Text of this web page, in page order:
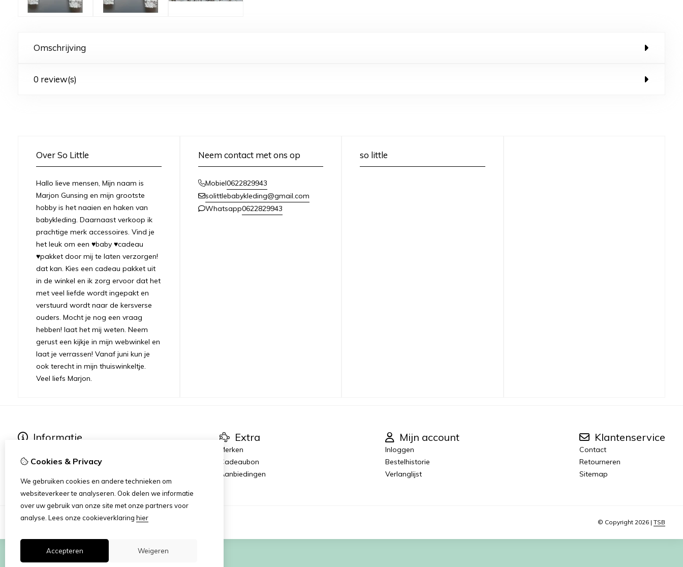
Omschrijving
0 review(s)
Over So Little
Hallo lieve mensen, Mijn naam is
Marjon Gunsing en mijn grootste
hobby is het naaien en haken van
babykleding. Daarnaast verkoop ik
prachtige merk accessoires. Vind je
het leuk om een ♥baby ♥cadeau
♥pakket door mij te laten verzorgen!
dat kan. Kies een cadeau pakket uit
in de winkel en ik zorg ervoor dat het
met veel liefde wordt ingepakt en
verstuurd wordt naar de kersverse
ouders. Mocht je nog een vraag
hebben! laat het mij weten. Neem
gerust een kijkje in mijn webwinkel en
laat je verrassen! Vanaf juni kun je
ook terecht in mijn thuiswinkeltje.
Veel liefs Marjon.
Neem contact met ons op
Mobiel0622829943
solittlebabykleding@gmail.com
Whatsapp0622829943
so little
Informatie
Disclaimer
Extra
Merken
Cadeaubon
Aanbiedingen
Mijn account
Inloggen
Bestelhistorie
Verlanglijst
Klantenservice
Contact
Retourneren
Sitemap
© Copyright 2026 | TSB
Cookies & Privacy
We gebruiken cookies en andere technieken om
websiteverkeer te analyseren. Ook delen we informatie
over uw gebruik van onze site met onze partners voor
analyse. Lees onze cookieverklaring hier
Accepteren Weigeren